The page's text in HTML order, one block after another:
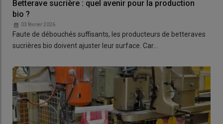
Betterave sucrière : quel avenir pour la production
bio ?
03 février 2026
Faute de débouchés suffisants, les producteurs de betteraves
sucrières bio doivent ajuster leur surface. Car…